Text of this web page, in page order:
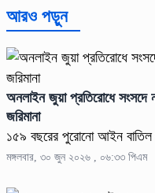
আরও পড়ুন
অনলাইন জুয়া প্রতিরোধে
জরিমানা
১৫৯ বছরের পুরোনো আইন বাতিল
মঙ্গলবার, ৩০ জুন ২০২৬ , ০৬:৩৩ পিএম